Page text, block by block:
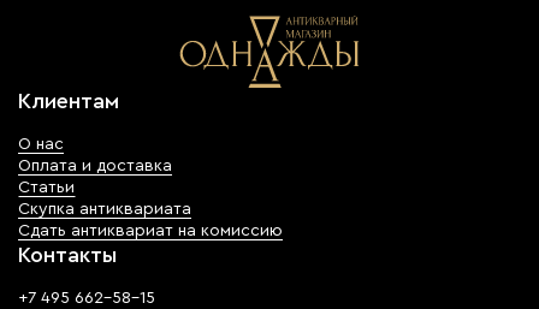
Клиентам
О нас
Оплата и доставка
Статьи
Скупка антиквариата
Сдать антиквариат на комиссию
Контакты
+7 495 662-58-15